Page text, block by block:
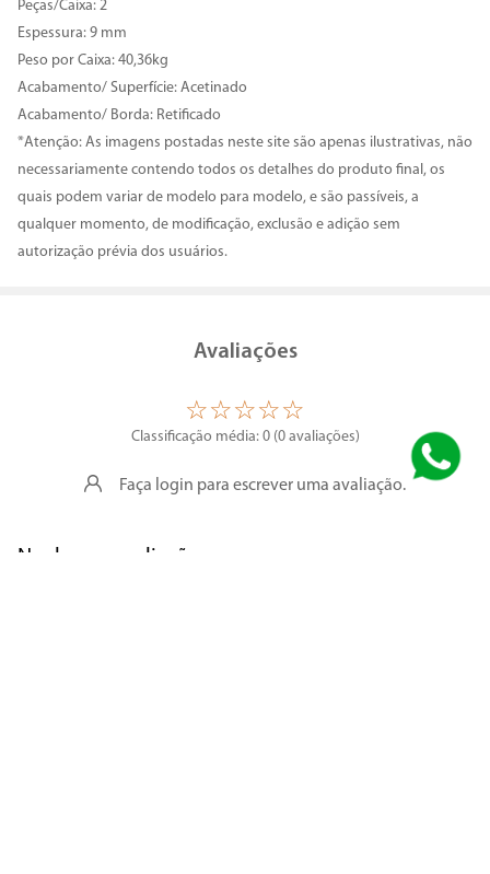
Peças/Caixa: 2
Espessura: 9 mm
Peso por Caixa: 40,36kg
Acabamento/ Superfície: Acetinado
Acabamento/ Borda: Retificado
*Atenção: As imagens postadas neste site são apenas ilustrativas, não
necessariamente contendo todos os detalhes do produto final, os
quais podem variar de modelo para modelo, e são passíveis, a
qualquer momento, de modificação, exclusão e adição sem
autorização prévia dos usuários.
Avaliações
☆☆☆☆☆
Classificação média: 0 (0 avaliações)
Faça login para escrever uma avaliação.
Nenhuma avaliação